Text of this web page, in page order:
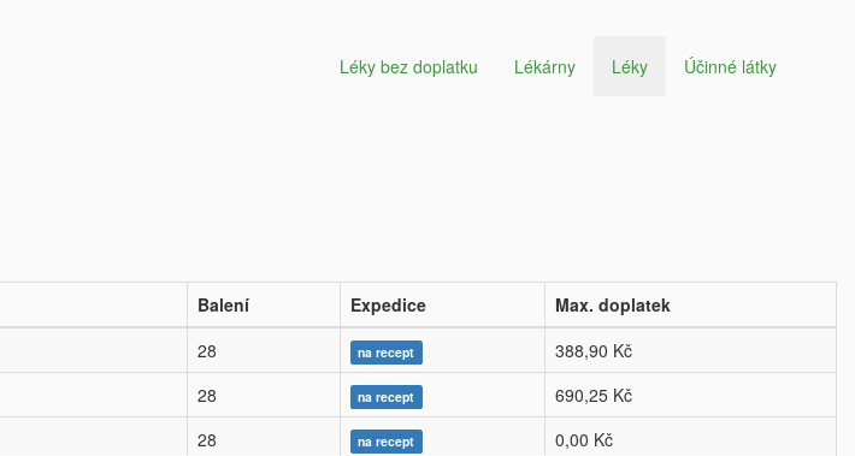
Léky bez doplatku Lékárny Léky Účinné látky
Balení Expedice
Max. doplatek
28 na recept
388,90 Kč
28 na recept
690,25 Kč
28 na recept
0,00 Kč